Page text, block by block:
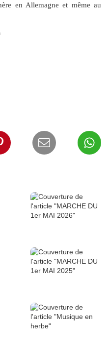
en Allemagne et même au